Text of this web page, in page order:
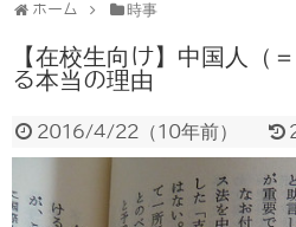
ホーム 時事
【在校生向け】中国人（
る本当の理由
2016/4/22（10年前）